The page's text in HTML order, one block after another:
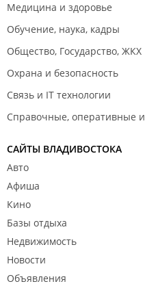
Медицина и здоровье
Обучение, наука, кадры
Общество, Государство, ЖКХ
Охрана и безопасность
Связь и IT технологии
Справочные, оперативные
САЙТЫ ВЛАДИВОСТОКА
Авто
Афиша
Кино
Базы отдыха
Недвижимость
Новости
Объявления